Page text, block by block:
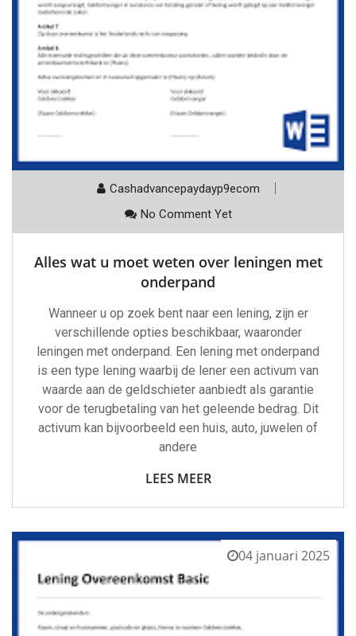
Cashadvancepaydayp9ecom
No Comment Yet
Alles wat u moet weten over leningen met
onderpand
Wanneer u op zoek bent naar een lening, zijn er
verschillende opties beschikbaar, waaronder
leningen met onderpand. Een lening met onderpand
is een type lening waarbij de lener een activum van
waarde aan de geldschieter aanbiedt als garantie
voor de terugbetaling van het geleende bedrag. Dit
activum kan bijvoorbeeld een huis, auto, juwelen of
andere
LEES MEER
04 januari 2025